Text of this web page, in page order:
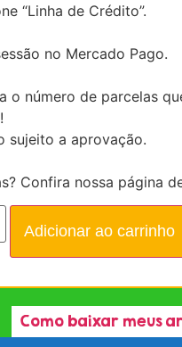
“Linha de Crédito”.
no Mercado Pago.
o número de parcelas
sujeito a aprovação.
Confira nossa página
Adicionar ao carrinho
Como baixar meus